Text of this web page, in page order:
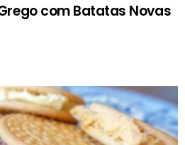
com Batatas Novas